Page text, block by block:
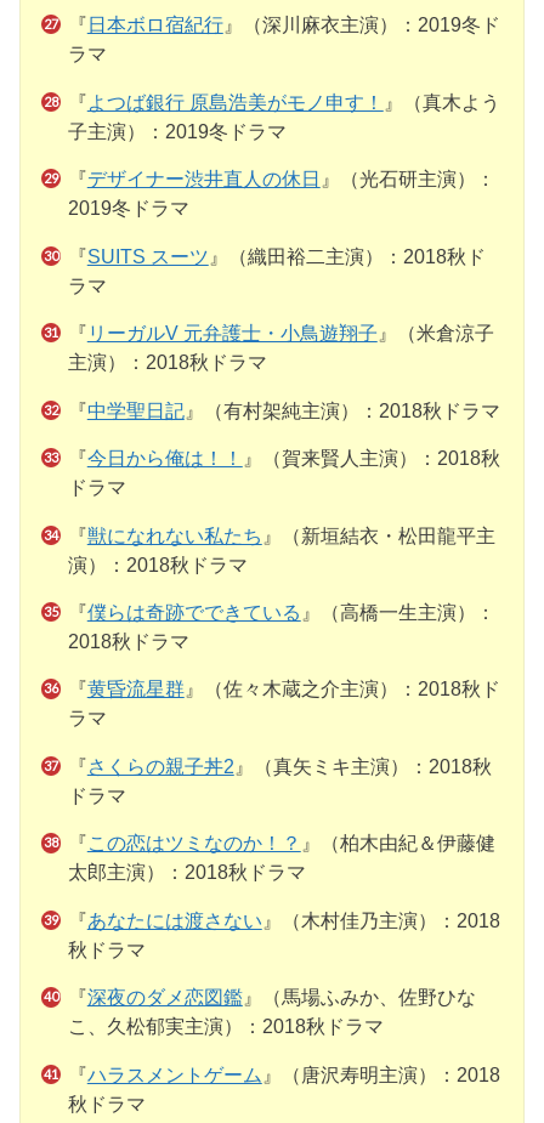
『 日本ボロ宿紀行』（深川麻衣主演）：2019冬ド
ラマ
『よつば銀行 原島浩美がモノ申す！
』（真木よう
子主演）：2019冬ドラマ
『デザイナー渋井直人の休日 』（光石研主演）：
2019冬ドラマ
『SUITS スーツ 』（織田裕二主演）：2018秋ド
ラマ
『 リーガルV 元弁護士・小鳥遊翔子 』（米倉涼子
主演）：2018秋ドラマ
『中学聖日記』（有村架純主演）：2018秋ドラマ
『今日から俺は！！
』（賀来賢人主演）：2018秋
ドラマ
『獣になれない私たち 』（新垣結衣・松田龍平主
演）：2018秋ドラマ
『僕らは奇跡でできている 』（高橋一生主演）：
2018秋ドラマ
『 黄昏流星群』（佐々木蔵之介主演）：2018秋ド
ラマ
『さくらの親子丼2 』（真矢ミキ主演）：2018秋
ドラマ
『 この恋はツミなのか！？ 』（柏木由紀＆伊藤健
太郎主演）：2018秋ドラマ
『あなたには渡さない 』（木村佳乃主演）：2018
秋ドラマ
『深夜のダメ恋図鑑』（馬場ふみか、佐野ひな
こ、久松郁実主演）：2018秋ドラマ
『ハラスメントゲーム 』（唐沢寿明主演）：2018
秋ドラマ